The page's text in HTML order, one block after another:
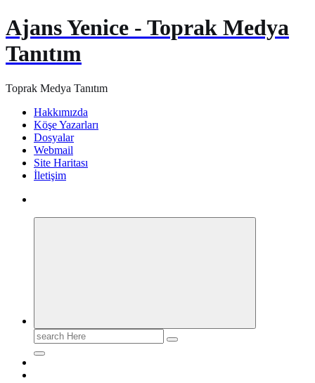
Ajans Yenice - Toprak Medya
Tanıtım
Toprak Medya Tanıtım
Hakkımızda
Köşe Yazarları
Dosyalar
Webmail
Site Haritası
İletişim
Search
for: